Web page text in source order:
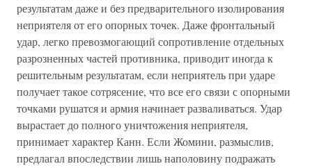
результатам даже и без предварительного изолирования
неприятеля от его опорных точек. Даже фронтальный
удар, легко превозмогающий сопротивление отдельных
разрозненных частей противника, приводит иногда к
решительным результатам, если неприятель при ударе
получает такое сотрясение, что все его связи с опорными
точками рушатся и армия начинает разваливаться. Удар
вырастает до полного уничтожения неприятеля,
принимает характер Канн. Если Жомини, размыслив,
предлагал впоследствии лишь наполовину подражать